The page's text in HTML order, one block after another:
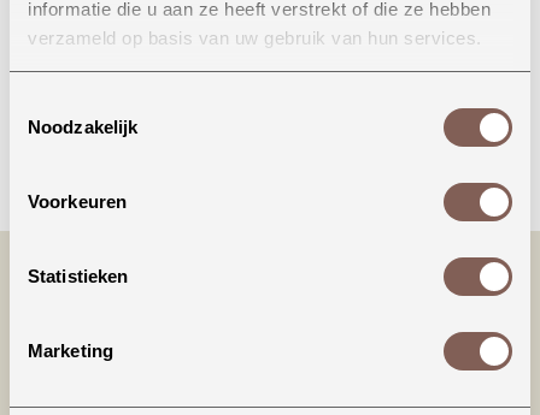
informatie die u aan ze heeft verstrekt of die ze hebben
verzameld op basis van uw gebruik van hun services.
Noodzakelijk
Voorkeuren
Statistieken
Marketing
Onze winkel in Uden
Bekijk openingstijden